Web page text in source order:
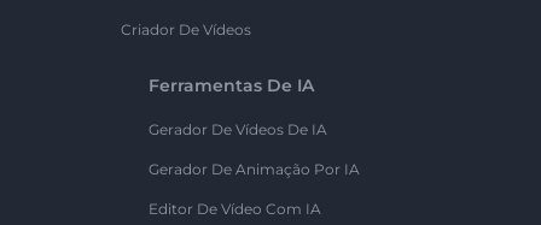
Criador De Vídeos
Ferramentas De IA
Gerador De Vídeos De IA
Gerador De Animação Por IA
Editor De Vídeo Com IA